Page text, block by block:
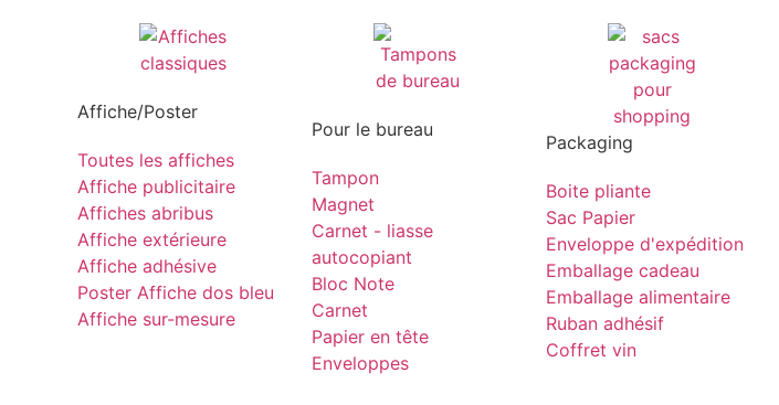
Affiche/Poster
Toutes les affiches
Affiche publicitaire
Affiches abribus
Affiche extérieure
Affiche adhésive
Poster Affiche dos bleu
Affiche sur-mesure
Pour le bureau
Tampon
Magnet
Carnet - liasse
autocopiant
Bloc Note
Carnet
Papier en tête
Enveloppes
Packaging
Boite pliante
Sac Papier
Enveloppe d'expédition
Emballage cadeau
Emballage alimentaire
Ruban adhésif
Coffret vin